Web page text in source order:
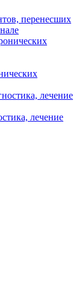
перенесших
лечение